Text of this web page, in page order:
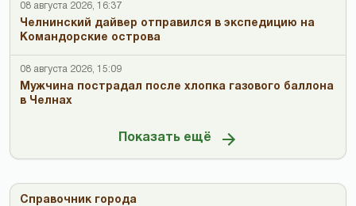
08 августа 2026, 16:37
Челнинский дайвер отправился в экспедицию на
Командорские острова
08 августа 2026, 15:09
Мужчина пострадал после хлопка газового баллона
в Челнах
Показать ещё
Справочник города